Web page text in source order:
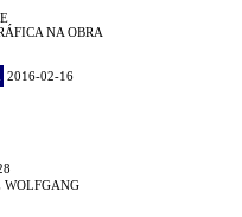
NA OBRA
2016-02-16
WOLFGANG